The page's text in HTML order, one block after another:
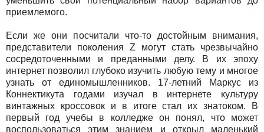
приемлемого.
Если же они посчитали что-то достойным внимания,
представители поколения Z могут стать чрезвычайно
сосредоточенными и преданными делу. В их эпоху
интернет позволил глубоко изучить любую тему и многое
узнать от единомышленников. 17-летний Маркус из
Коннектикута годами изучал в интернете культуру
винтажных кроссовок и в итоге стал их знатоком. В
первый год учебы в колледже он понял, что может
воспользоваться этим знанием и открыл маленький